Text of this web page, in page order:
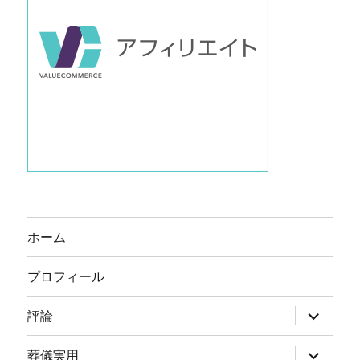
ホーム
プロフィール
評論
サ
ブ
メ
ニ
葬儀実用
サ